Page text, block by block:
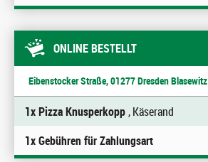
ONLINE BESTELLT
Eibenstocker Straße, 01277 Dresden Blasewitz
1x Pizza Knusperkopp, Käserand
1x Gebühren für Zahlungsart